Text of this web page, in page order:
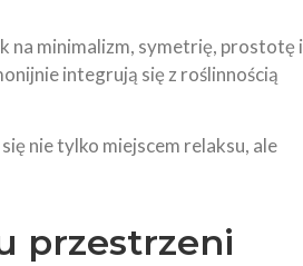
na minimalizm, symetrię, prostotę i
integrują się z roślinnością
nie tylko miejscem relaksu, ale
przestrzeni